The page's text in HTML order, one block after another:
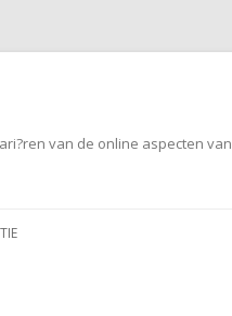
van de online aspecten van